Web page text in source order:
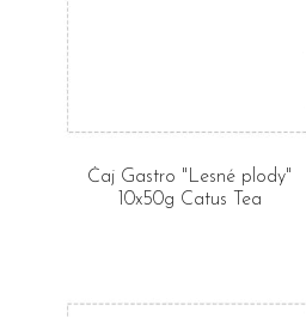
Čaj Gastro "Lesné plody"
10x50g Catus Tea